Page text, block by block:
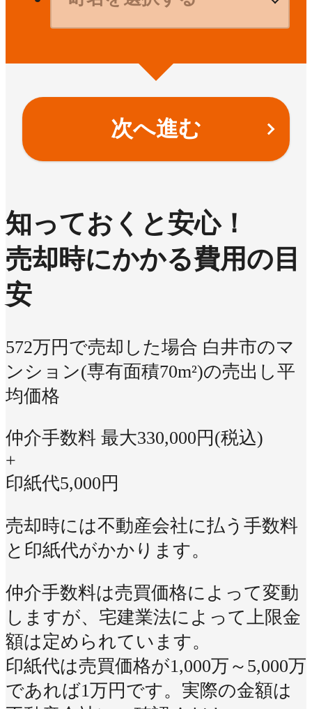
次へ進む
知っておくと安心！
売却時にかかる費用の目
安
572万円で売却した場合 白井市のマ
ンション(専有面積70m²)の売出し平
均価格
仲介手数料 最大330,000円(税込)
+
印紙代5,000円
売却時には不動産会社に払う手数料
と印紙代がかかります。
仲介手数料は売買価格によって変動
しますが、宅建業法によって上限金
額は定められています。
印紙代は売買価格が1,000万～5,000万
であれば1万円です。実際の金額は